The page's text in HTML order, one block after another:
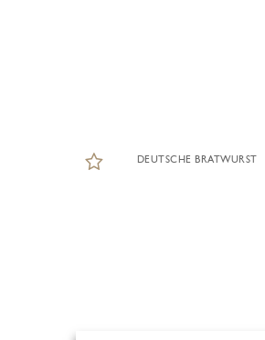
DEUTSCHE BRATWURST